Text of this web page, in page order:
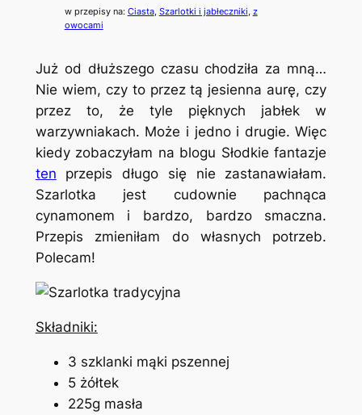
w przepisy na: Ciasta, Szarlotki i jabłeczniki z
owocami
Już od dłuższego czasu chodziła za mną…
Nie wiem, czy to przez tą jesienna aurę, czy
przez to, że tyle pięknych jabłek w
warzywniakach. Może i jedno i drugie. Więc
kiedy zobaczyłam na blogu Słodkie fantazje
ten przepis długo się nie zastanawiałam.
Szarlotka jest cudownie pachnąca
cynamonem i bardzo, bardzo smaczna.
Przepis zmieniłam do własnych potrzeb.
Polecam!
Składniki:
3 szklanki mąki pszennej
5 żółtek
225g masła